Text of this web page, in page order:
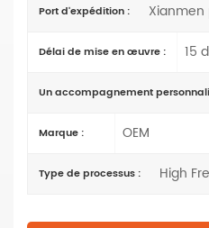
Port d'expédition :
Délai de mise en œuvre : 15
Un accompagnement
Marque : OEM
Type de processus : High